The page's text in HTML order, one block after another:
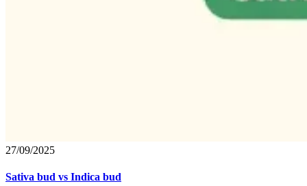
27/09/2025
Sativa bud vs Indica bud